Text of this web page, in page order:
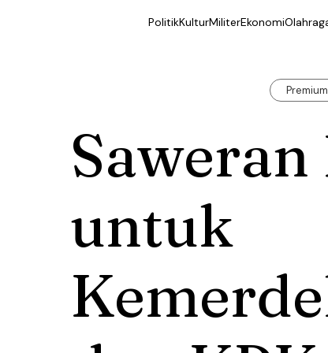
PolitikKulturMiliterEkonomi
Premium
untuk